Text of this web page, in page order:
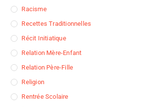
Racisme
Recettes Traditionnelles
Récit Initiatique
Relation Mère-Enfant
Relation Père-Fille
Religion
Rentrée Scolaire